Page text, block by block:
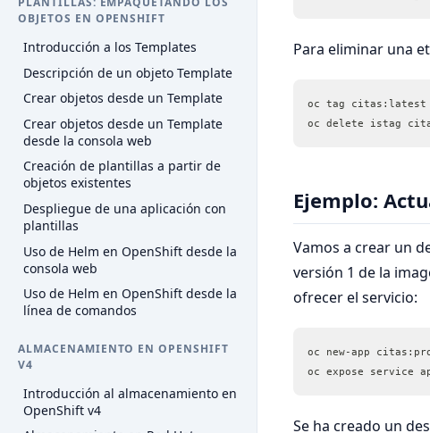
OBJETOS EN OPENSHIFT
Introducción a los Templates
Descripción de un objeto Template
Crear objetos desde un Template
Crear objetos desde un Template
desde la consola web
Creación de plantillas a partir de
objetos existentes
Despliegue de una aplicación con
plantillas
Uso de Helm en OpenShift desde la
consola web
Uso de Helm en OpenShift desde la
línea de comandos
ALMACENAMIENTO EN OPENSHIFT
V4
Introducción al almacenamiento en
OpenShift v4
Para eliminar una
oc tag citas:latest
oc delete istag
Ejemplo:
Vamos a crear un
versión 1 de la
ofrecer el servicio:
oc new-app
oc expose service
Se ha creado un